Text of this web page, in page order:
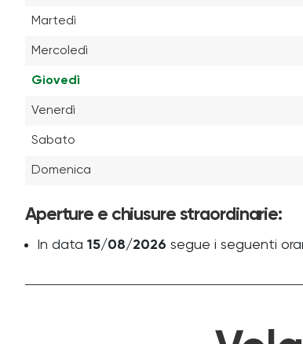
Martedì
Mercoledì
Giovedì
Venerdì
Sabato
Domenica
Aperture e chiusure straordinarie:
In data 15/08/2026 segue i seguenti